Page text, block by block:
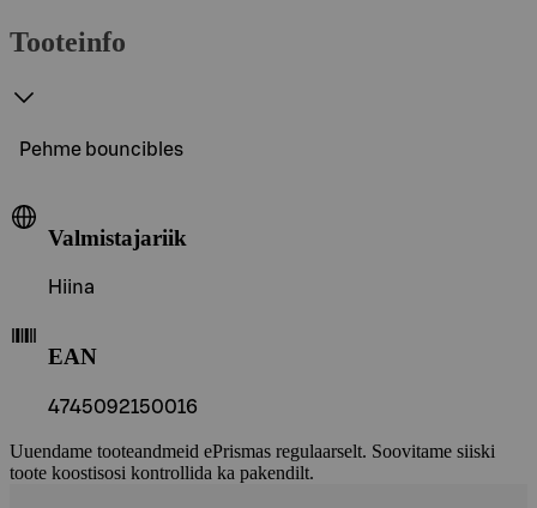
Tooteinfo
Pehme bouncibles
Valmistajariik
Hiina
EAN
4745092150016
Uuendame tooteandmeid ePrismas regulaarselt. Soovitame siiski
toote koostisosi kontrollida ka pakendilt.